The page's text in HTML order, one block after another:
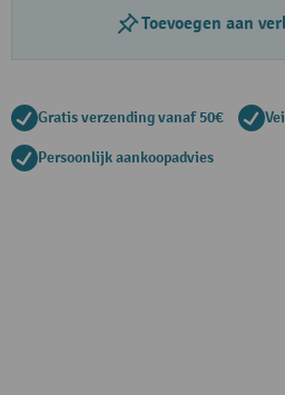
Toevoegen aan
Gratis verzending vanaf 50€
Persoonlijk aankoopadvies